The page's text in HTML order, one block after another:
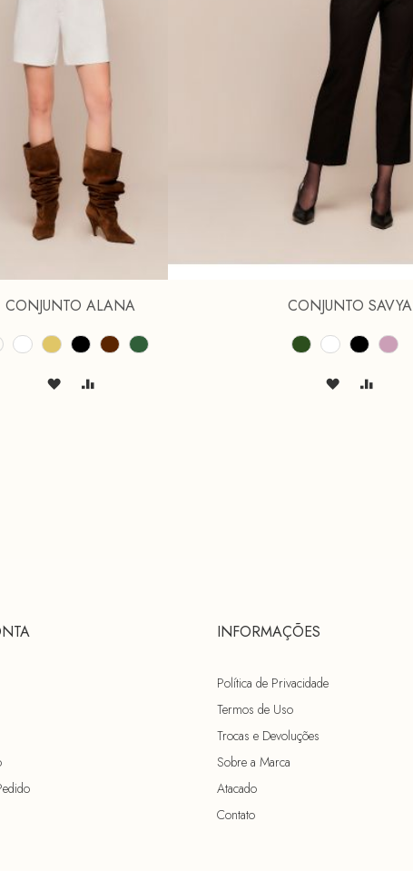
CONJUNTO ALANA CONJUNTO SAVYA
INFORMAÇÕES
Política de Privacidade
Termos de Uso
Trocas e Devoluções
Sobre a Marca
Atacado
Contato